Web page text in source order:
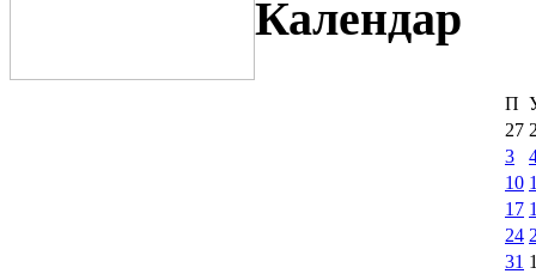
Календар
П
27
3
10
17
24
31